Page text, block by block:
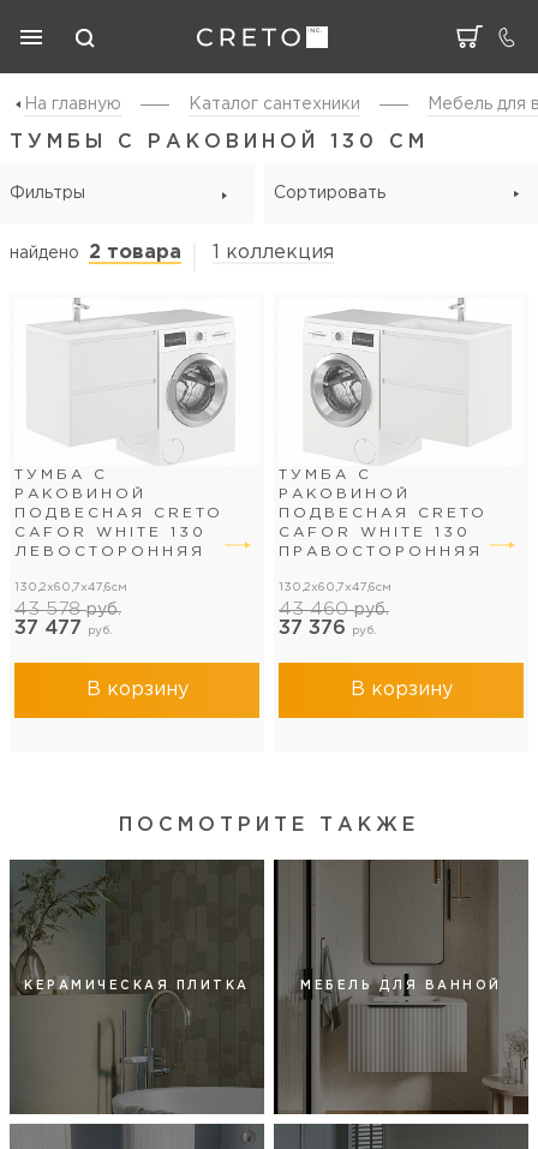
На главную Каталог cантехники Мебель для
ТУМБЫ С РАКОВИНОЙ 130 СМ
Фильтры
найдено 2 товара 1 коллекция
Сортировать
ТУМБА С
РАКОВИНОЙ
ПОДВЕСНАЯ CRETO
CAFOR WHITE 130
ЛЕВОСТОРОННЯЯ
130,2x60,7x47,6см
43 578руб.
37 477 руб.
В корзину
ТУМБА С
РАКОВИНОЙ
ПОДВЕСНАЯ CRETO
CAFOR WHITE 130
ПРАВОСТОРОННЯЯ
130,2x60,7x47,6см
43 460руб.
37 376 руб.
В корзину
ПОСМОТРИТЕ ТАКЖЕ
КЕРАМИЧЕСКАЯ ПЛИТКА МЕБЕЛЬ ДЛЯ ВАННОЙ